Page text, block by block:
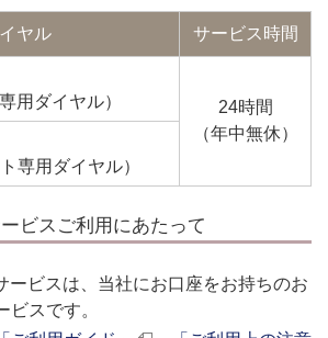
ヤル サービス時間
用ダイヤル）
24時間
（年中無休）
専用ダイヤル）
ビスご利用にあたって
ービスは、当社にお口座をお持ちのお
ビスです。